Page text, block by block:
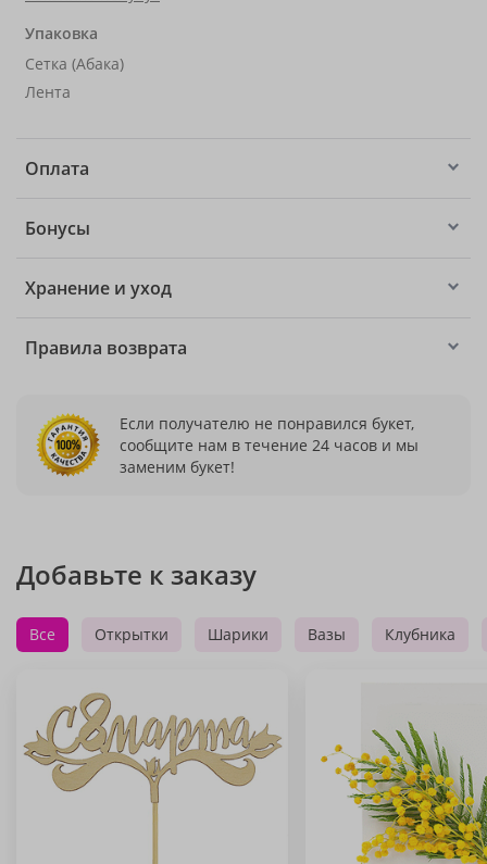
Упаковка
Сетка (Абака)
Лента
Оплата
Бонусы
Хранение и уход
Правила возврата
Если получателю не понравился букет,
сообщите нам в течение 24 часов и мы
заменим букет!
Добавьте к заказу
Все Открытки Шарики Вазы Клубника